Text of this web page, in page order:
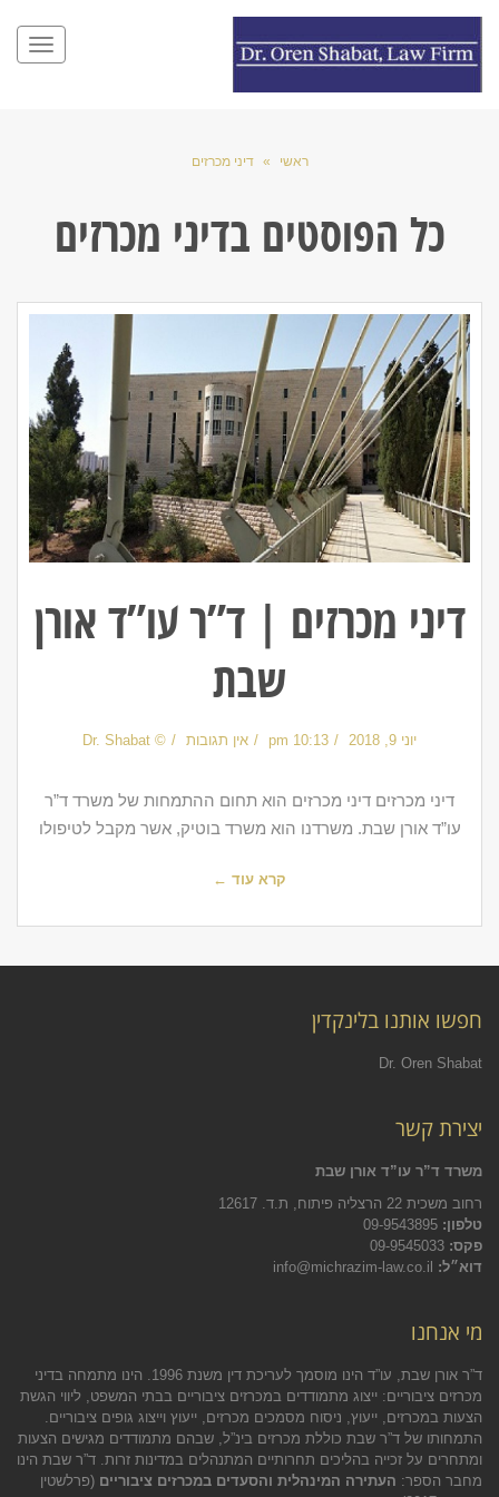
ראשי » דיני מכרזים
כל הפוסטים בדיני מכרזים
דיני מכרזים | ד”ר עו”ד אורן
שבת
יוני 9, 2018 10:13 pm אין תגובות © Dr. Shabat
דיני מכרזים דיני מכרזים הוא תחום ההתמחות של משרד ד”ר
עו”ד אורן שבת. משרדנו הוא משרד בוטיק, אשר מקבל לטיפולו
קרא עוד ←
חפשו אותנו בלינקדין
Dr. Oren Shabat
יצירת קשר
משרד ד”ר עו”ד אורן שבת
רחוב משכית 22 הרצליה פיתוח, ת.ד. 12617
טלפון:
פקס:
דוא״ל:
מי אנחנו
ד”ר אורן שבת, עו”ד הינו מוסמך לעריכת דין משנת 1996. הינו מתמחה בדיני
מכרזים ציבוריים: ייצוג מתמודדים במכרזים ציבוריים בבתי המשפט, ליווי הגשת
הצעות במכרזים, ייעוץ, ניסוח מסמכים מכרזים, ייעוץ וייצוג גופים ציבוריים.
התמחותו של ד”ר שבת כוללת מכרזים בינ”ל, שבהם מתמודדים מגישים הצעות
ומתחרים על זכייה בהליכים תחרותיים המתנהלים במדינות זרות. ד”ר שבת הינו
מחבר הספר: העתירה המינהלית והסעדים במכרזים ציבוריים (פרלשטין